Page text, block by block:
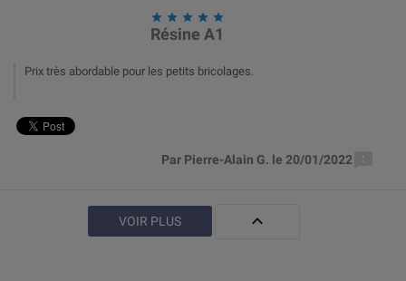
    
Résine A1
Prix très abordable pour les petits bricolages.
Par Pierre-Alain G. le 20/01/2022
VOIR PLUS 